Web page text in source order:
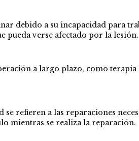
debido a su incapacidad para
verse afectado por la lesión.
a largo plazo, como
refieren a las reparaciones
mientras se realiza la reparación.